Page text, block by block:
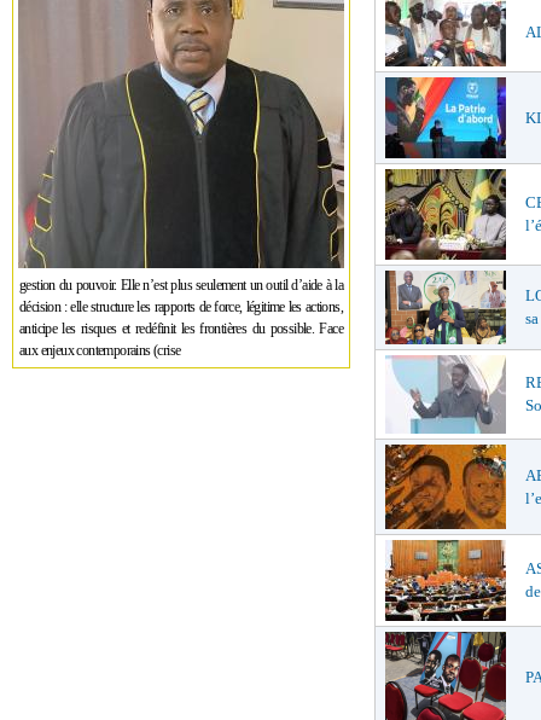
gestion du pouvoir. Elle n’est plus seulement un outil d’aide à la
décision : elle structure les rapports de force, légitime les actions,
anticipe les risques et redéfinit les frontières du possible. Face
aux enjeux contemporains (crise